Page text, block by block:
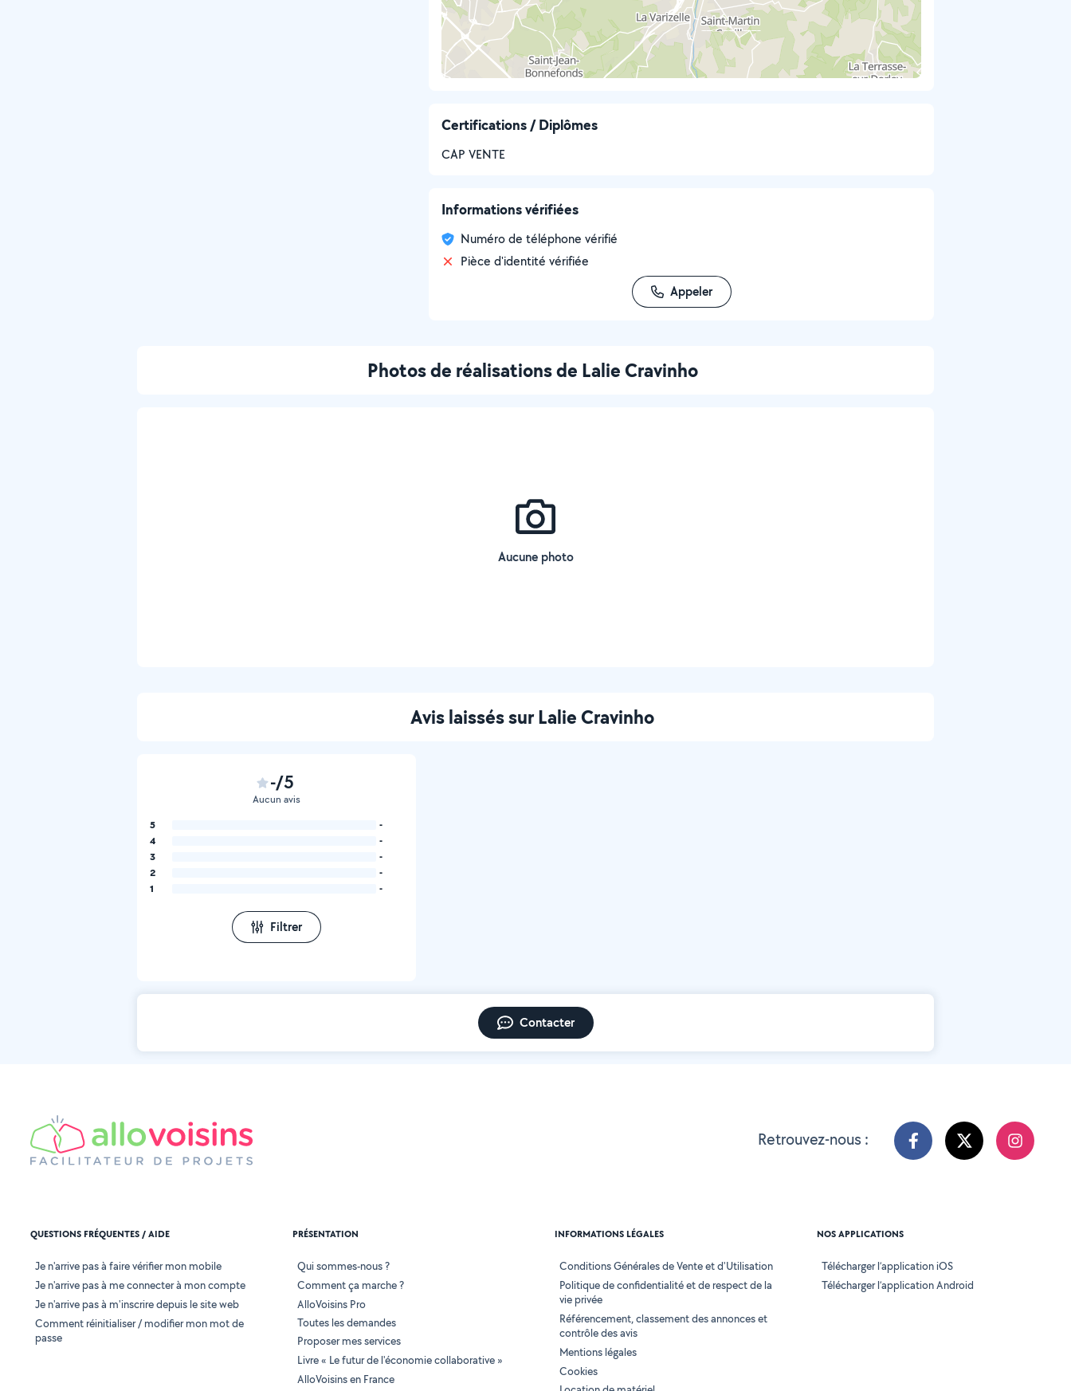
Certifications / Diplômes
CAP VENTE
Informations vérifiées
Numéro de téléphone vérifié
Pièce d'identité vérifiée
Appeler
Photos de réalisations de Lalie Cravinho
Aucune photo
Avis laissés sur Lalie Cravinho
-/5
Aucun avis
5
-
4
-
3
-
2
-
1
-
Filtrer
Contacter
Retrouvez-nous :
QUESTIONS FRÉQUENTES / AIDE
Je n'arrive pas à faire vérifier mon mobile
Je n'arrive pas à me connecter à mon compte
Je n'arrive pas à m'inscrire depuis le site web
Comment réinitialiser / modifier mon mot de
passe
PRÉSENTATION
Qui sommes-nous ?
Comment ça marche ?
AlloVoisins Pro
Toutes les demandes
Proposer mes services
Livre « Le futur de l'économie collaborative »
AlloVoisins en France
INFORMATIONS LÉGALES
Conditions Générales de Vente et d'Utilisation
Politique de confidentialité et de respect de la
vie privée
Référencement, classement des annonces et
contrôle des avis
Mentions légales
Cookies
NOS APPLICATIONS
Télécharger l’application iOS
Télécharger l’application Android